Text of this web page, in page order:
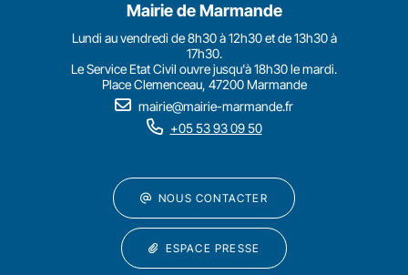
Mairie de Marmande
Lundi au vendredi de 8h30 à 12h30 et de 13h30 à
17h30.
Le Service Etat Civil ouvre jusqu'à 18h30 le mardi.
Place Clemenceau, 47200 Marmande
mairie@mairie-marmande.fr
+05 53 93 09 50
NOUS CONTACTER
ESPACE PRESSE